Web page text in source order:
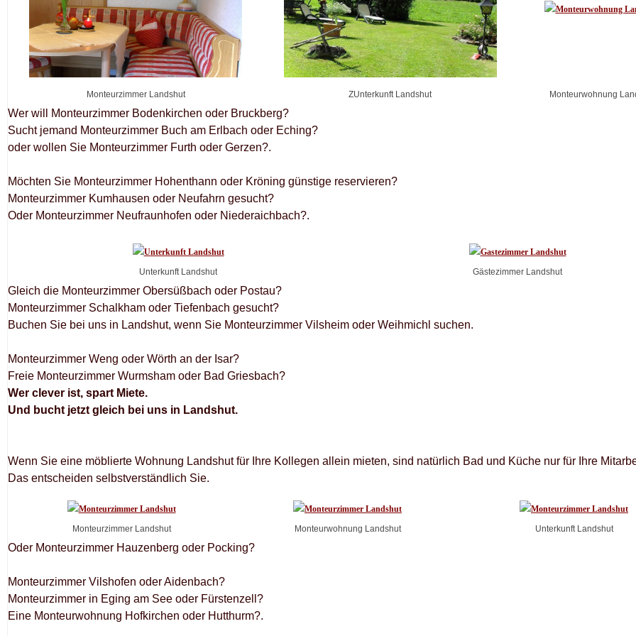
Monteurzimmer Landshut ZUnterkunft Landshut Monteurwohnung
Wer will Monteurzimmer Bodenkirchen oder Bruckberg?
Sucht jemand Monteurzimmer Buch am Erlbach oder Eching?
oder wollen Sie Monteurzimmer Furth oder Gerzen?.
Möchten Sie Monteurzimmer Hohenthann oder Kröning günstige reservieren?
Monteurzimmer Kumhausen oder Neufahrn gesucht?
Oder Monteurzimmer Neufraunhofen oder Niederaichbach?.
Unterkunft Landshut Gästezimmer Landshut
Gleich die Monteurzimmer Obersüßbach oder Postau?
Monteurzimmer Schalkham oder Tiefenbach gesucht?
Buchen Sie bei uns in Landshut, wenn Sie Monteurzimmer Vilsheim oder Weihmichl suchen.
Monteurzimmer Weng oder Wörth an der Isar?
Freie Monteurzimmer Wurmsham oder Bad Griesbach?
Wer clever ist, spart Miete.
Und bucht jetzt gleich bei uns in Landshut.
Wenn Sie eine möblierte Wohnung Landshut für Ihre Kollegen allein mieten, sind natürlich Bad und Küche nur für Ihre
Das entscheiden selbstverständlich Sie.
Monteurzimmer Landshut Monteurwohnung Landshut Unterkunft Landshut
Oder Monteurzimmer Hauzenberg oder Pocking?
Monteurzimmer Vilshofen oder Aidenbach?
Monteurzimmer in Eging am See oder Fürstenzell?
Eine Monteurwohnung Hofkirchen oder Hutthurm?.